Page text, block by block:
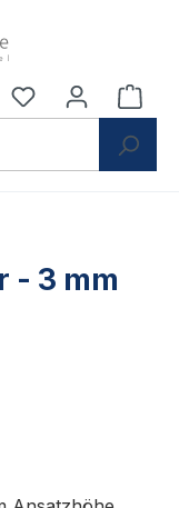
Du hast 0
- 3 mm